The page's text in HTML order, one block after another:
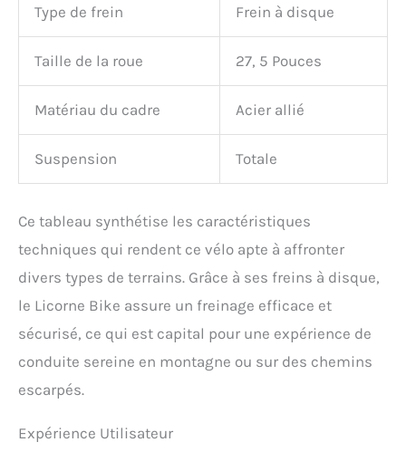
Type de frein Frein à disque
Taille de la roue 27, 5 Pouces
Matériau du cadre Acier allié
Suspension Totale
Ce tableau synthétise les caractéristiques
techniques qui rendent ce vélo apte à affronter
divers types de terrains. Grâce à ses freins à disque,
le Licorne Bike assure un freinage efficace et
sécurisé, ce qui est capital pour une expérience de
conduite sereine en montagne ou sur des chemins
escarpés.
Expérience Utilisateur